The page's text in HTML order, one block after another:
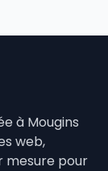
à Mougins
web,
mesure pour